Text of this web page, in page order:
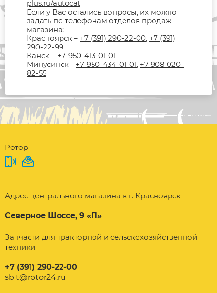
plus.ru/autocat
Если у Вас остались вопросы, их можно
задать по телефонам отделов продаж
магазина:
Красноярск – +7 (391) 290-22-00, +7 (391)
290-22-99
Канск – +7-950-413-01-01
Минусинск - +7-950-434-01-01, +7 908 020-
82-55
Ротор
Адрес центрального магазина в г. Красноярск
Северное Шоссе, 9 «П»
Запчасти для тракторной и сельскохозяйственной
техники
+7 (391) 290-22-00
sbit@rotor24.ru